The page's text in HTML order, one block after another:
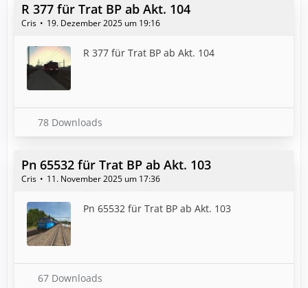
R 377 für Trat BP ab Akt. 104
Cris 19. Dezember 2025 um 19:16
R 377 für Trat BP ab Akt. 104
78 Downloads
Pn 65532 für Trat BP ab Akt. 103
Cris 11. November 2025 um 17:36
Pn 65532 für Trat BP ab Akt. 103
67 Downloads